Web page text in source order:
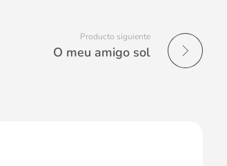
Producto siguiente
O meu amigo sol